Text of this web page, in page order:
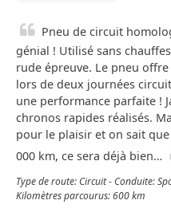
Pneu de circuit
génial ! Utilisé sans
rude épreuve. Le pneu
lors de deux journées
une performance parfaite !
chronos rapides réalisés.
pour le plaisir et on sait
000 km, ce sera déjà bien…
Type de route: Circuit - Conduite:
Kilomètres parcourus: 600 km